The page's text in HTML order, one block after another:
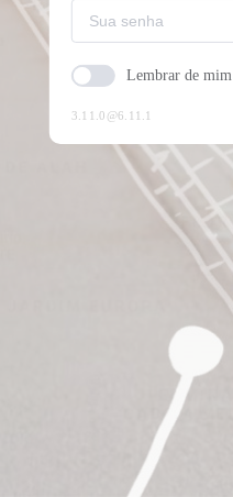
Lembrar de mim
3.11.0 @6.11.1